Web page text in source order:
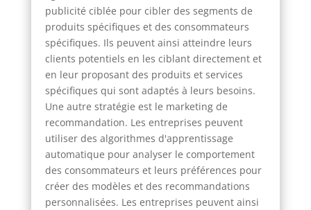
publicité ciblée pour cibler des segments de
produits spécifiques et des consommateurs
spécifiques. Ils peuvent ainsi atteindre leurs
clients potentiels en les ciblant directement et
en leur proposant des produits et services
spécifiques qui sont adaptés à leurs besoins.
Une autre stratégie est le marketing de
recommandation. Les entreprises peuvent
utiliser des algorithmes d'apprentissage
automatique pour analyser le comportement
des consommateurs et leurs préférences pour
créer des modèles et des recommandations
personnalisées. Les entreprises peuvent ainsi